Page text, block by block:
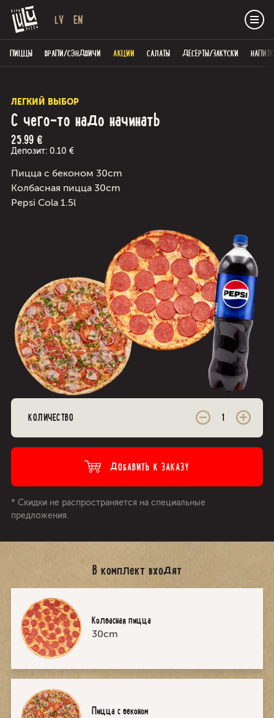
LV EN
ПИЦЦЫ ВРАПИ/СЭНДВИЧИ AКЦИИ САЛАТЫ ДЕСЕРТЫ/ЗАКУСКИ
ЛЕГКИЙ ВЫБОР
С чего-то надо начинать
25.99 €
Депозит: 0.10 €
Пицца с беконом 30cm
Колбасная пицца 30cm
Pepsi Cola 1.5l
КОЛИЧЕСТВО
ДОБАВИТЬ К ЗАКАЗУ
* Скидки не распространяется на специальные
предложения.
В комплект входят
Колбасная пицца
30cm
Пицца с беконом